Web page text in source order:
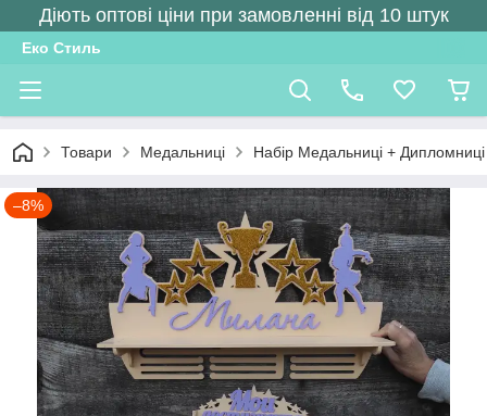
Діють оптові ціни при замовленні від 10 штук
Еко Стиль
Товари Медальниці Набір Медальниці + Дипломниці
–8%